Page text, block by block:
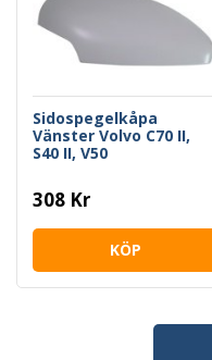
Sidospegelkåpa
Vänster Volvo C70 II,
S40 II, V50
308 Kr
KÖP